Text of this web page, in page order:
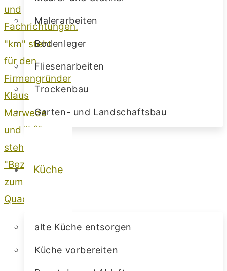
Malerarbeiten
Bodenleger
Fliesenarbeiten
Trockenbau
Garten- und Landschaftsbau
Küche
alte Küche entsorgen
Küche vorbereiten